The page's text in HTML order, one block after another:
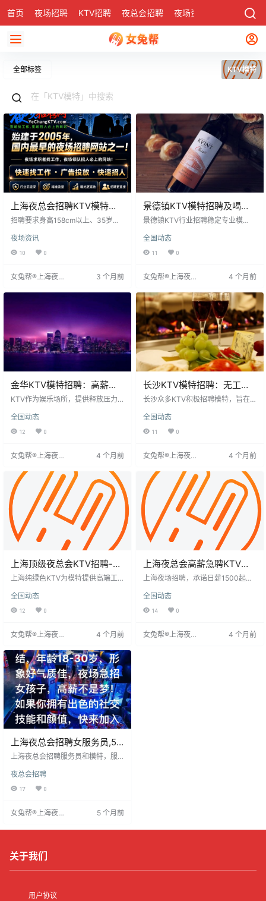
首页 夜场招聘 KTV招聘 夜总会招聘 夜场资讯 社区
全部标签 KTV模特
上海夜总会招聘KTV模特天
天爆满无费用
招聘要求身高158cm以上、35岁以
朗的女性，从事日结工作，薪资日
结无上限，公司包住，环境优越，
带队当天安排上班，绝对安全可
夜场资讯
10 0
女兔帮®上海夜场
3 个月前
景德镇KTV模特招聘及喝酒
技巧指南
景德镇KTV行业招聘稳定专业模
顾客要求，模特不应一味推辞，但
也不可贪杯，需保持清醒服务顾
量，促进职业发展。
全国动态
11 0
女兔帮®上海夜场
4 个月前
金华KTV模特招聘：高薪职
业与人格魅力提升
KTV作为娱乐场所，提供释放压力
的客人。该职业薪资高、环境优
越，主要职责是与伴客娱乐并促销
酒水。担任KTV模特能提升个人魅
圈，成为提升自我、拓展人脉的途
供更优质服务。
全国动态
12 0
女兔帮®上海夜场
4 个月前
长沙KTV模特招聘：无工作
经验也可应聘
长沙众多KTV积极招聘模特，旨在
特待遇优厚，月薪可达数万元。招
聘对工作经验要求不高，缺乏经验
者无需担忧，通过培训即可胜任。
回报。
全国动态
11 0
女兔帮®上海夜场
4 个月前
上海顶级夜总会KTV招聘-诚
聘2000高薪模特
上海纯绿色KTV为模特提供高端工
上不封顶，无任何费用。工作环境
公平透明，公司直接招聘，领队经
验丰富。提供免费住宿及上下班接
制身高，形象佳、体重不超过130斤
前来考察，共创美好未来。
全国动态
12 0
女兔帮®上海夜场
4 个月前
上海夜总会高薪急聘KTV模
特，诚邀1500起加入我们！
上海夜场招聘，承诺日薪1500起，
高1.6米以上，性格开朗，提供稳定
收入和良好环境。无需经验，入职
前培训，工作时间晚上7:30起，周
精装公寓，无保证金，无需执勤，
全国动态
14 0
女兔帮®上海夜场
4 个月前
上海夜总会招聘女服务员,50
间包房爆满高端场所直招
上海夜总会招聘服务员和模特，服
宿，客户素质高。模特要求身高155
以上，年龄18-32岁，形象气质佳，
松赚钱。
夜总会招聘
17 0
女兔帮®上海夜场
5 个月前
关于我们
用户协议